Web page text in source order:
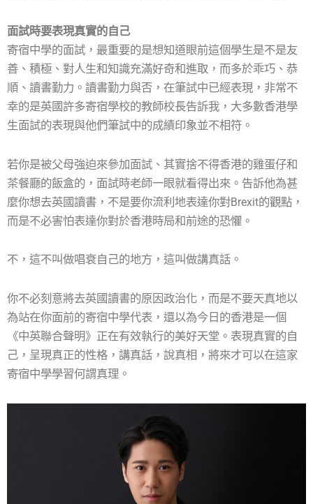
面試時要表現真實的自己
寄宿中學的面試，最重要的是想知道眼前這個學生是不是友
善、積極、對人生和知識充滿好奇和進取，而多於乖巧、恭
順、讀書勤力。讀書勤力與否，在筆試中已經表現，非常不
幸的是英國許多寄宿學校的教師校長告訴我，大多數香港學
生面試的表現與他們筆試中的成績印象並不相符。
若你是被父母強迫來參加面試、其實捨不得香港的雞蛋仔和
茶餐廳的飯盒的，面試時老師一眼就看得出來。告訴他為甚
麼你想去英國讀書，不是要你流利地表達你對Brexit的觀點，
而是不必害怕表達你對於香港時局和前途的恐懼。
不，這不叫做唱衰自己的地方，這叫做講真話。
你不必刻意將去英國讀書的原因政治化，而是不要天真地以
為站在你面前的寄宿中學代表，還以為今日的香港是一個
《中英聯合聲明》正在有效執行的美好天堂。表現真實的自
己，呈現真正的性格，講真話，說真相，將來才可以在這家
寄宿中學學習何謂真理。